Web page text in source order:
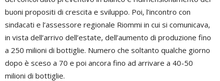
buoni propositi di crescita e sviluppo. Poi, l’incontro con
sindacati e l’assessore regionale Riommi in cui si comunicava,
in vista dell’arrivo dell’estate, dell’aumento di produzione fino
a 250 milioni di bottiglie. Numero che soltanto qualche giorno
dopo è sceso a 70 e poi ancora fino ad arrivare a 40-50
milioni di bottiglie.